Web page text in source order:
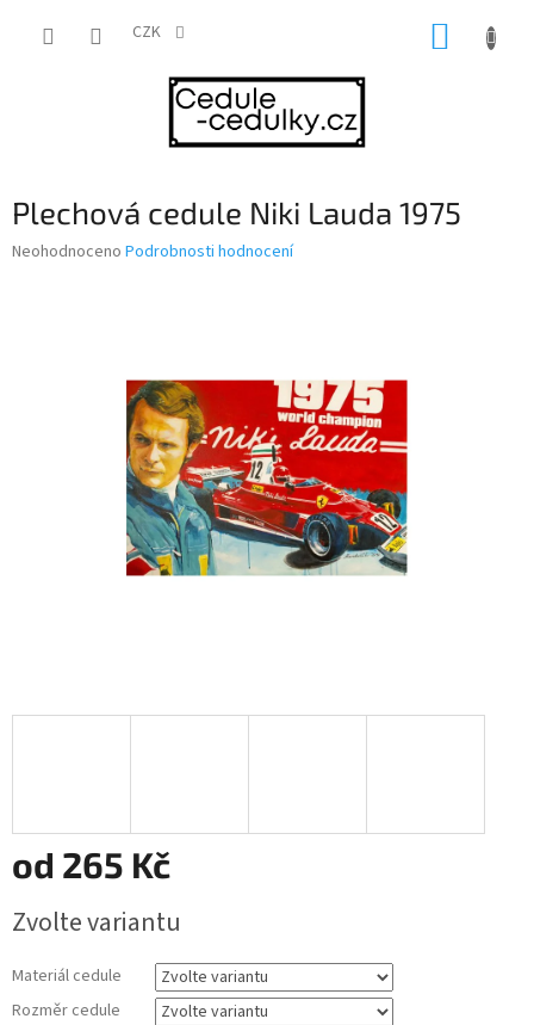
CZK
Plechová cedule Niki Lauda 1975
Průměrné
Neohodnoceno Podrobnosti hodnocení
od 265 Kč
cena:
Zvolte variantu
Materiál cedule
Rozměr cedule